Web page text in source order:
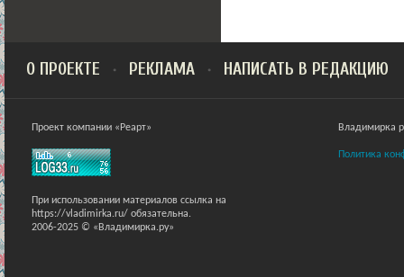
О ПРОЕКТЕ РЕКЛАМА НАПИСАТЬ В РЕДАКЦИЮ
Проект компании «Реарт»
При использовании материалов ссылка на
https://vladimirka.ru/ обязательна.
2006-2025 © «Владимирка.ру»
Владимирка
Политика